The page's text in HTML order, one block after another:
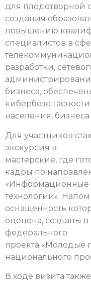
для плодотворной
создания
повышению
специалистов в
разработки,
бизнеса,
населения, бизнеса
Для участников
экскурсия в
мастерские, где
кадры по
технологии».
оснащенность
оценена, созданы
федерального
проекта «Молодые
национального
В ходе визита